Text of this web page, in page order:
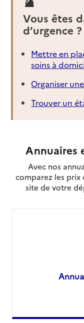
0800353637
Contact
Site internet
Source des données :
Mis à jour le : 01/04/
Agence
des Mineurs
Adresse
1 Avenue de
75019-Paris 19
0321794848
Contact
Site internet
Rapport HAS
Source des données
Aicoute
13b Avenue de
Vous êtes
d’urgence ?
Mettre en
soins à
Organiser
Trouver un
Annuaires
Avec nos
comparez les prix
site de votre